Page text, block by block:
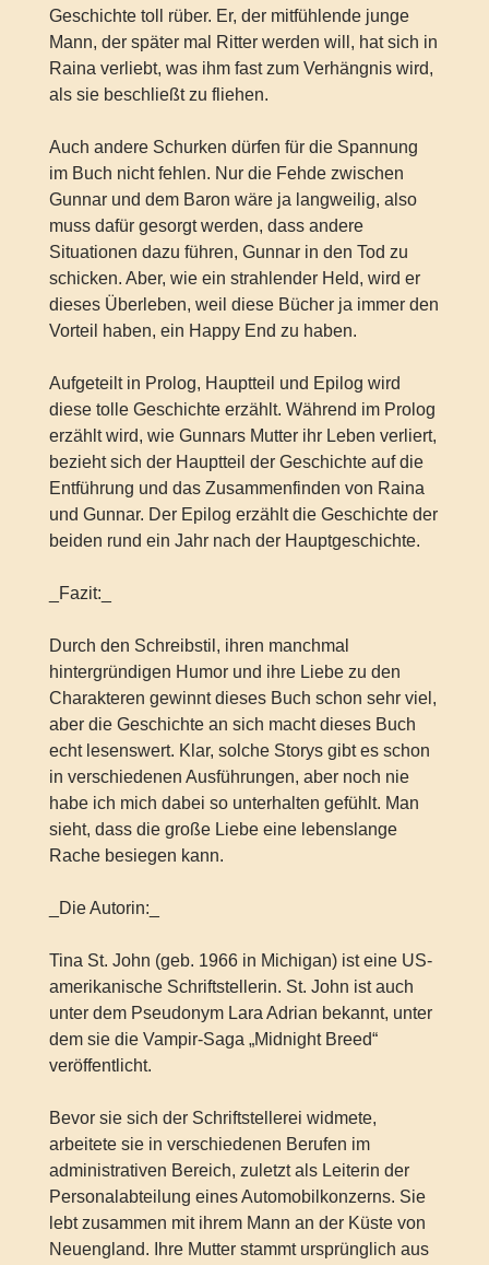
Geschichte toll rüber. Er, der mitfühlende junge
Mann, der später mal Ritter werden will, hat sich in
Raina verliebt, was ihm fast zum Verhängnis wird,
als sie beschließt zu fliehen.
Auch andere Schurken dürfen für die Spannung
im Buch nicht fehlen. Nur die Fehde zwischen
Gunnar und dem Baron wäre ja langweilig, also
muss dafür gesorgt werden, dass andere
Situationen dazu führen, Gunnar in den Tod zu
schicken. Aber, wie ein strahlender Held, wird er
dieses Überleben, weil diese Bücher ja immer den
Vorteil haben, ein Happy End zu haben.
Aufgeteilt in Prolog, Hauptteil und Epilog wird
diese tolle Geschichte erzählt. Während im Prolog
erzählt wird, wie Gunnars Mutter ihr Leben verliert,
bezieht sich der Hauptteil der Geschichte auf die
Entführung und das Zusammenfinden von Raina
und Gunnar. Der Epilog erzählt die Geschichte der
beiden rund ein Jahr nach der Hauptgeschichte.
_Fazit:_
Durch den Schreibstil, ihren manchmal
hintergründigen Humor und ihre Liebe zu den
Charakteren gewinnt dieses Buch schon sehr viel,
aber die Geschichte an sich macht dieses Buch
echt lesenswert. Klar, solche Storys gibt es schon
in verschiedenen Ausführungen, aber noch nie
habe ich mich dabei so unterhalten gefühlt. Man
sieht, dass die große Liebe eine lebenslange
Rache besiegen kann.
_Die Autorin:_
Tina St. John (geb. 1966 in Michigan) ist eine US-
amerikanische Schriftstellerin. St. John ist auch
unter dem Pseudonym Lara Adrian bekannt, unter
dem sie die Vampir-Saga „Midnight Breed“
veröffentlicht.
Bevor sie sich der Schriftstellerei widmete,
arbeitete sie in verschiedenen Berufen im
administrativen Bereich, zuletzt als Leiterin der
Personalabteilung eines Automobilkonzerns. Sie
lebt zusammen mit ihrem Mann an der Küste von
Neuengland. Ihre Mutter stammt ursprünglich aus